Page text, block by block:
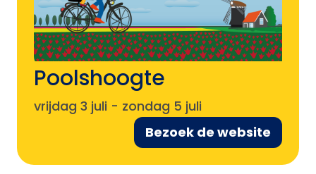
Poolshoogte
vrijdag 3 juli - zondag 5 juli
Bezoek de website